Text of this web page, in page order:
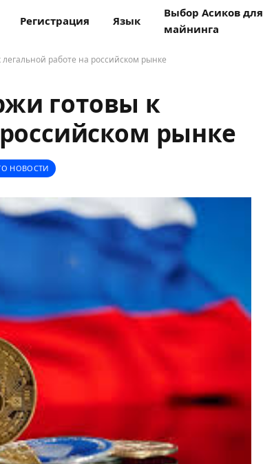
Регистрация Язык
Выбор Асиков для
майнинга
работе на российском рынке
готовы к
рынке
НОВОСТИ